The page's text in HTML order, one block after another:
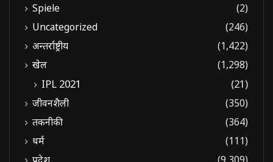
Spiele
(2)
Uncategorized
(246)
अन्तर्राष्ट्रीय
(1,422)
खेल
(1,298)
IPL 2021 (21)
जीवनशैली
(350)
तकनीकी
(364)
धर्म
(111)